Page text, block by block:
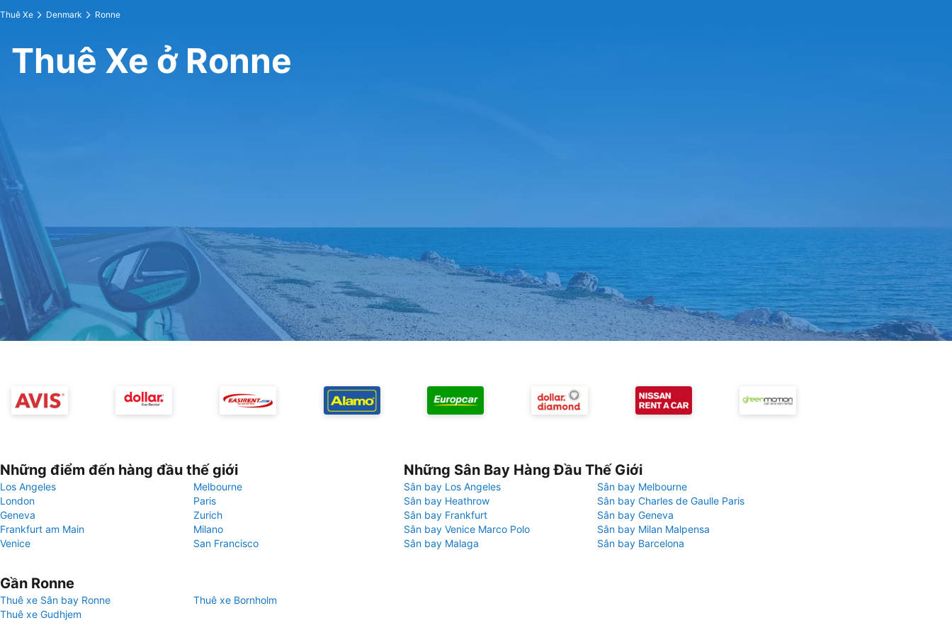
Thuê Xe Denmark Ronne
Thuê Xe ở Ronne
Những điểm đến hàng đầu thế giới
Los Angeles
Melbourne
London
Paris
Geneva
Zurich
Frankfurt am Main
Milano
Venice
San Francisco
Những Sân Bay Hàng Đầu Thế Giới
Sân bay Los Angeles
Sân bay Melbourne
Sân bay Heathrow
Sân bay Charles de Gaulle Paris
Sân bay Frankfurt
Sân bay Geneva
Sân bay Venice Marco Polo
Sân bay Milan Malpensa
Sân bay Malaga
Sân bay Barcelona
Gần Ronne
Thuê xe Sân bay Ronne
Thuê xe Bornholm
Thuê xe Gudhjem